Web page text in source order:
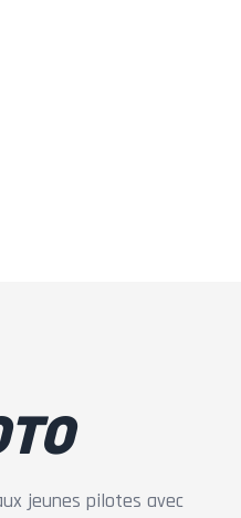
jeunes pilotes avec